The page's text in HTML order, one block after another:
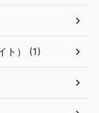
ト） (1)